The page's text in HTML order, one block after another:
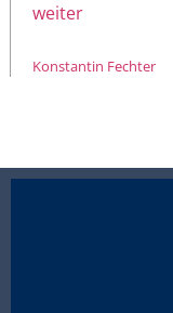
weiter
Konstantin Fechter